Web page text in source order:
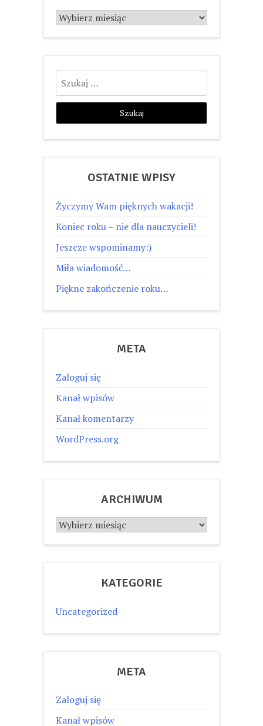
Archiwum
Szukaj:
OSTATNIE WPISY
Życzymy Wam pięknych wakacji!
Koniec roku – nie dla nauczycieli!
Jeszcze wspominamy:)
Miła wiadomość…
Piękne zakończenie roku…
META
Zaloguj się
Kanał wpisów
Kanał komentarzy
WordPress.org
ARCHIWUM
Archiwum
KATEGORIE
Uncategorized
META
Zaloguj się
Kanał wpisów